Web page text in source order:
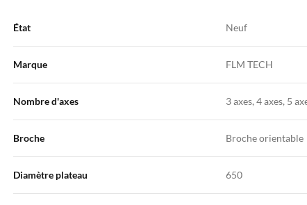
État Neuf
Marque FLM TECH
Nombre d'axes 3 axes, 4 axes, 5
Broche Broche orientable
Diamètre plateau 650